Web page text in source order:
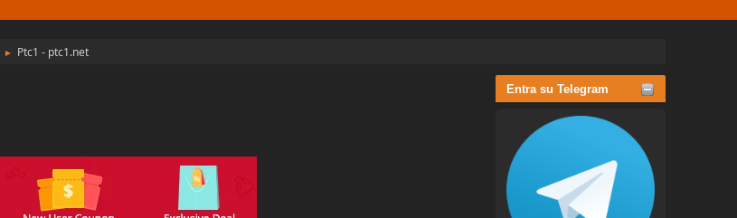
► Ptc1 - ptc1.net
Entra su Telegram